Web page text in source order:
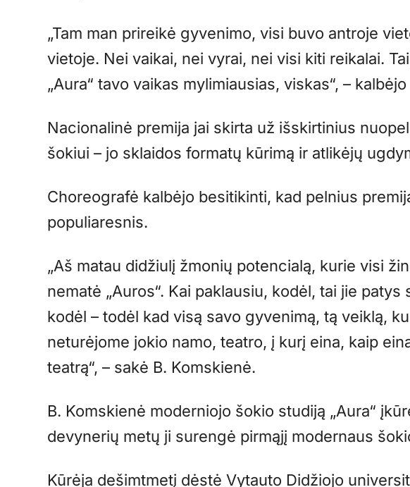
„Tam man prireikė gyvenimo, visi buvo antroje
vietoje. Nei vaikai, nei vyrai, nei visi kiti reikalai.
„Aura“ tavo vaikas mylimiausias, viskas“, –
Nacionalinė premija jai skirta už išskirtinius
šokiui – jo sklaidos formatų kūrimą ir atlikėjų
Choreografė kalbėjo besitikinti, kad pelnius
populiaresnis.
„Aš matau didžiulį žmonių potencialą, kurie visi
nematė „Auros“. Kai paklausiu, kodėl, tai jie
kodėl – todėl kad visą savo gyvenimą, tą veiklą,
neturėjome jokio namo, teatro, į kurį eina, kaip
teatrą“, – sakė B. Komskienė.
B. Komskienė moderniojo šokio studiją „Aura“
devynerių metų ji surengė pirmąjį modernaus
Kūrėja dešimtmetį dėstė Vytauto Didžiojo